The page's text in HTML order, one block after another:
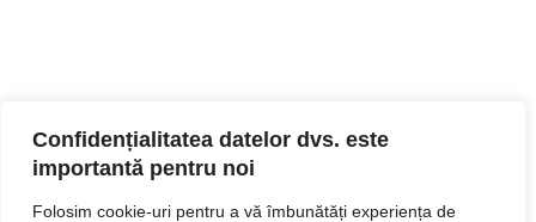
Confidențialitatea datelor dvs. este
importantă pentru noi
Folosim cookie-uri pentru a vă îmbunătăți experiența de